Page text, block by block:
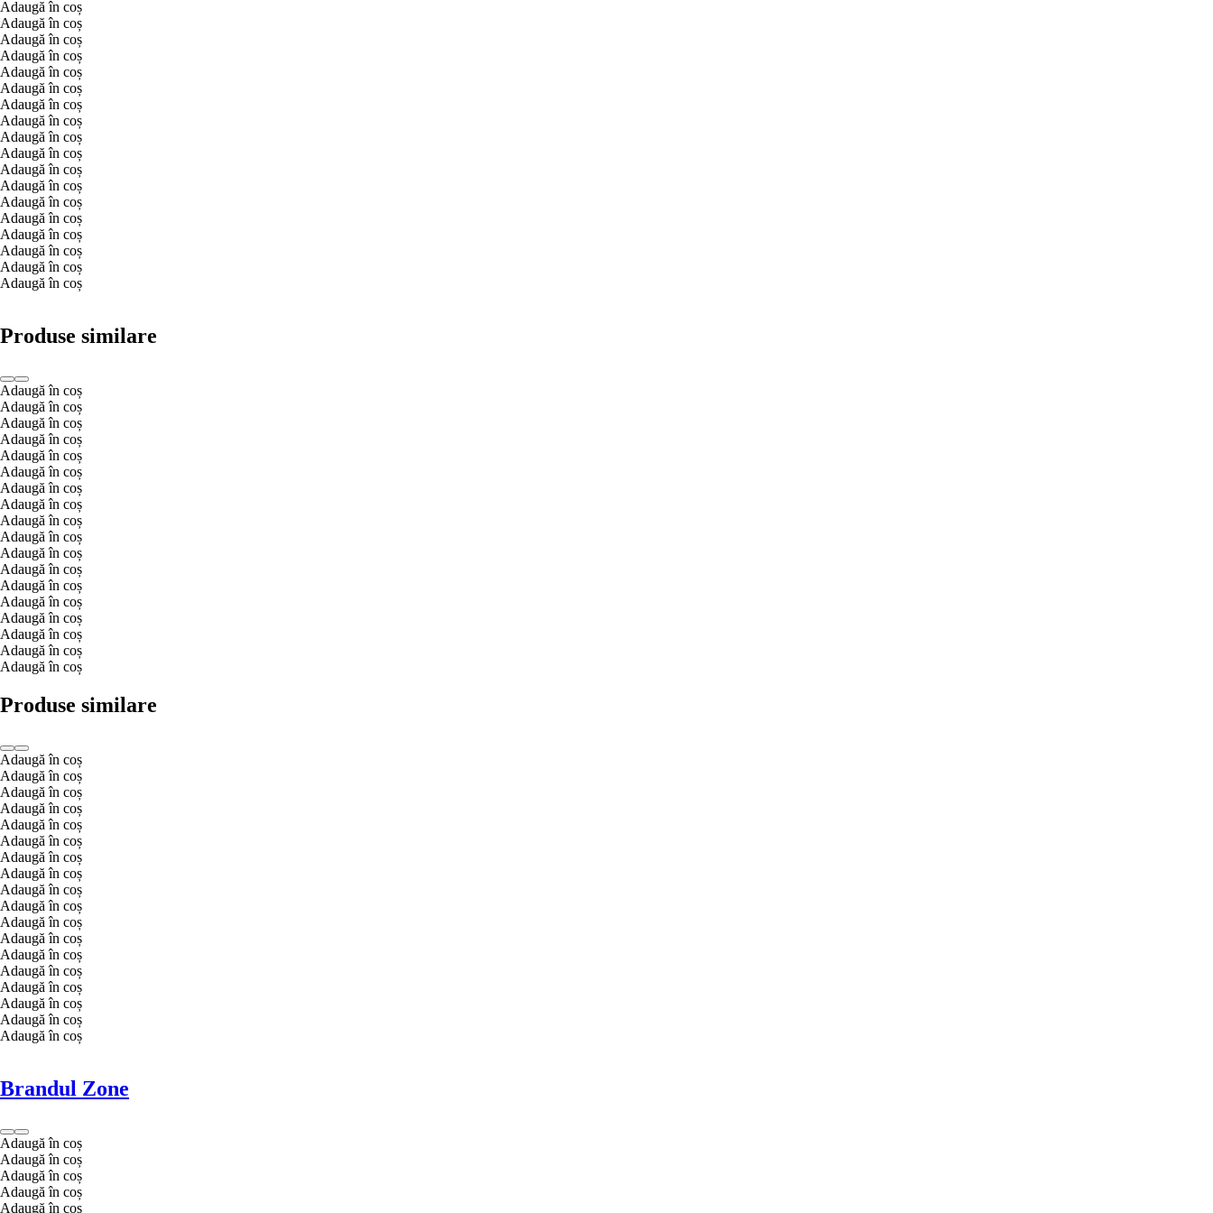
Adaugă în coș
Adaugă în coș
Adaugă în coș
Adaugă în coș
Adaugă în coș
Adaugă în coș
Adaugă în coș
Adaugă în coș
Adaugă în coș
Adaugă în coș
Adaugă în coș
Adaugă în coș
Adaugă în coș
Adaugă în coș
Adaugă în coș
Adaugă în coș
Adaugă în coș
Adaugă în coș
Produse similare
Adaugă în coș
Adaugă în coș
Adaugă în coș
Adaugă în coș
Adaugă în coș
Adaugă în coș
Adaugă în coș
Adaugă în coș
Adaugă în coș
Adaugă în coș
Adaugă în coș
Adaugă în coș
Adaugă în coș
Adaugă în coș
Adaugă în coș
Adaugă în coș
Adaugă în coș
Adaugă în coș
Produse similare
Adaugă în coș
Adaugă în coș
Adaugă în coș
Adaugă în coș
Adaugă în coș
Adaugă în coș
Adaugă în coș
Adaugă în coș
Adaugă în coș
Adaugă în coș
Adaugă în coș
Adaugă în coș
Adaugă în coș
Adaugă în coș
Adaugă în coș
Adaugă în coș
Adaugă în coș
Adaugă în coș
Brandul Zone
Adaugă în coș
Adaugă în coș
Adaugă în coș
Adaugă în coș
Adaugă în coș